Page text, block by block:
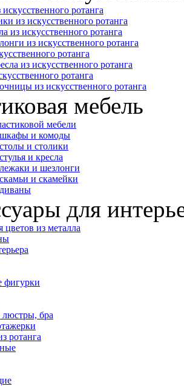
ротанга
из искусственного ротанга
из искусственного ротанга
из искусственного ротанга
ротанга
из искусственного ротанга
ротанга
из искусственного ротанга
мебель
мебели
и комоды
и столики
и кресла
и шезлонги
и скамейки
для
цветов из металла
фигурки
бра
ротанга